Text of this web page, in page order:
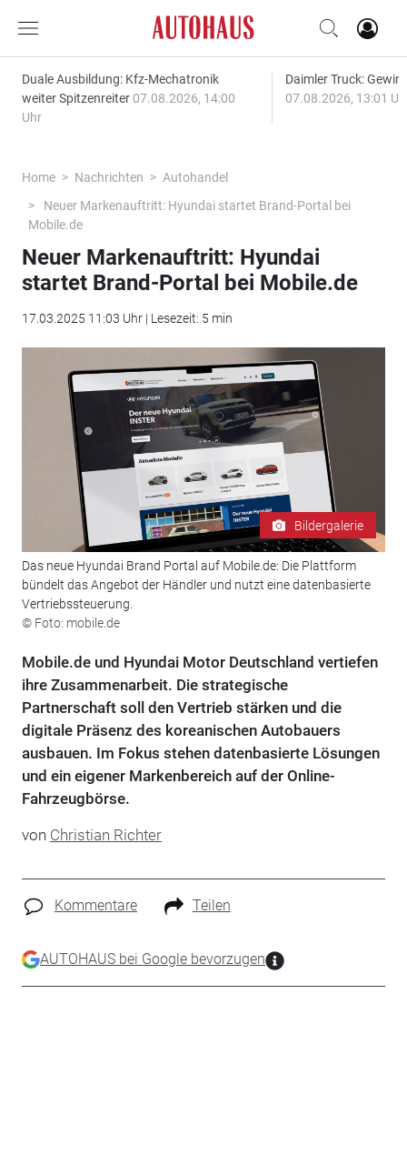
Duale Ausbildung: Kfz-Mechatronik
weiter Spitzenreiter 07.08.2026, 14:00
Uhr
Daimler Truck:
07.08.2026, 13:01
Home Nachrichten
Autohandel
Neuer Markenauftritt: Hyundai startet Brand-Portal bei
Mobile.de
Neuer Markenauftritt: Hyundai
startet Brand-Portal bei Mobile.de
17.03.2025 11:03 Uhr | Lesezeit: 5 min
Bildergalerie
Das neue Hyundai Brand Portal auf Mobile.de: Die Plattform
bündelt das Angebot der Händler und nutzt eine datenbasierte
Vertriebssteuerung.
© Foto: mobile.de
Mobile.de und Hyundai Motor Deutschland vertiefen
ihre Zusammenarbeit. Die strategische
Partnerschaft soll den Vertrieb stärken und die
digitale Präsenz des koreanischen Autobauers
ausbauen. Im Fokus stehen datenbasierte Lösungen
und ein eigener Markenbereich auf der Online-
Fahrzeugbörse.
von Christian Richter
Kommentare Teilen
AUTOHAUS bei Google bevorzugen